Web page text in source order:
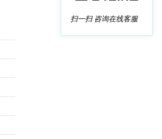
扫一扫 咨询在线客服